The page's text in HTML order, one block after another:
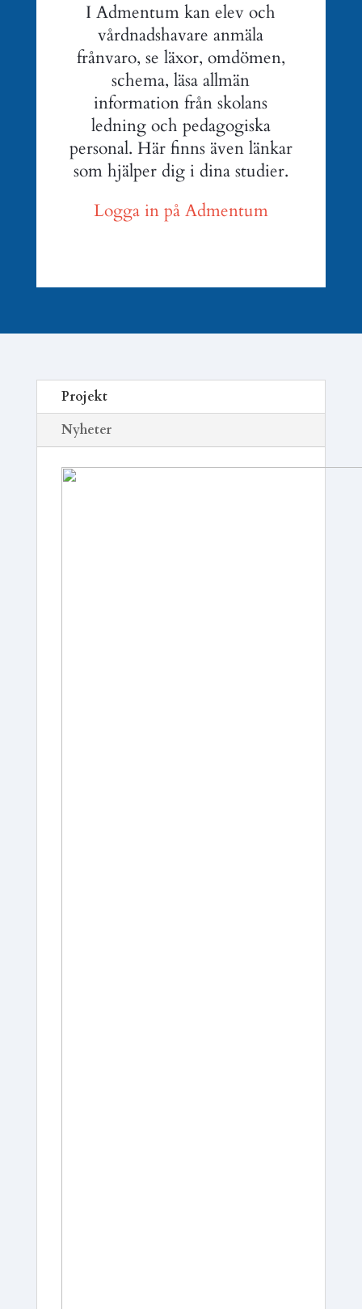
I Admentum kan elev och
vårdnadshavare anmäla
frånvaro, se läxor, omdömen,
schema, läsa allmän
information från skolans
ledning och pedagogiska
personal. Här finns även länkar
som hjälper dig i dina studier.
Logga in på Admentum
Projekt
Nyheter